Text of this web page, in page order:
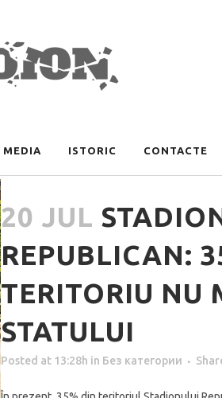
MEDIA ISTORIC CONTACTE
20 JUL
REPUBLICAN:
TERITORIU NU
STATULUI
Posted at 13:28h in Без категории